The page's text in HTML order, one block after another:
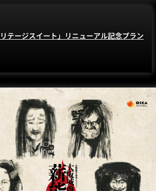
テージスイート」リニューアル記念プラン